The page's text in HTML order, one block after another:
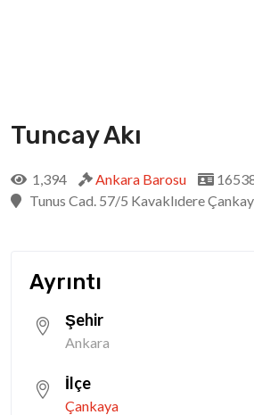
Tuncay Akı
1,394 Ankara Barosu
Tunus Cad. 57/5 Kavaklıdere
Ayrıntı
Şehir
Ankara
İlçe
Çankaya